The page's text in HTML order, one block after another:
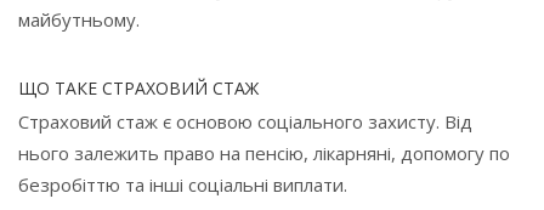
майбутньому.
ЩО ТАКЕ СТРАХОВИЙ СТАЖ
Страховий стаж є основою соціального захисту. Від
нього залежить право на пенсію, лікарняні, допомогу по
безробіттю та інші соціальні виплати.